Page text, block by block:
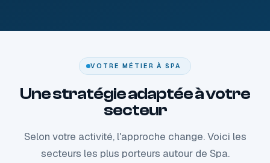
VOTRE MÉTIER À SPA
Une stratégie adaptée à votre
secteur
Selon votre activité, l'approche change. Voici les
secteurs les plus porteurs autour de Spa.